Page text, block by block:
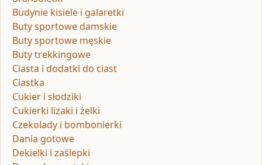
Budynie kisiele i galaretki
Buty sportowe damskie
Buty sportowe męskie
Buty trekkingowe
Ciasta i dodatki do ciast
Ciastka
Cukier i słodziki
Cukierki lizaki i żelki
Czekolady i bombonierki
Dania gotowe
Dekielki i zaślepki